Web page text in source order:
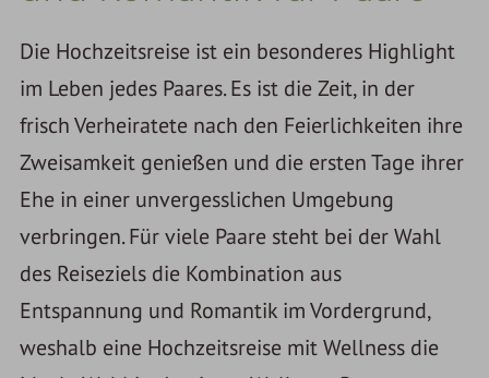
Die Hochzeitsreise ist ein besonderes Highlight
im Leben jedes Paares. Es ist die Zeit, in der
frisch Verheiratete nach den Feierlichkeiten ihre
Zweisamkeit genießen und die ersten Tage ihrer
Ehe in einer unvergesslichen Umgebung
verbringen. Für viele Paare steht bei der Wahl
des Reiseziels die Kombination aus
Entspannung und Romantik im Vordergrund,
weshalb eine Hochzeitsreise mit Wellness die